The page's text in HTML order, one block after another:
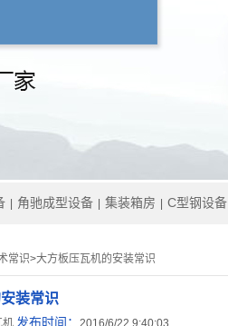
角驰成型设备 集装箱房 C型钢设备
常识>大方板压瓦机的安装常识
装常识
机 发布时间： 2016/6/22 9:40:03